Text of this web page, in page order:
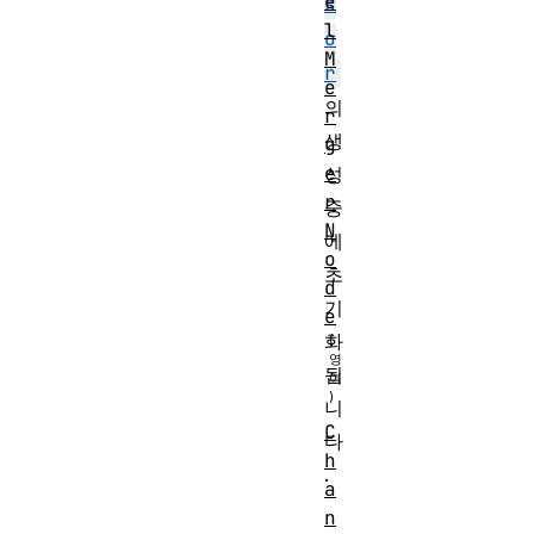
o
r
의
생
성
중
에
초
기
화
됩
니
다
.
l
M
e
r
g
e
r
N
o
d
e
C
h
a
n